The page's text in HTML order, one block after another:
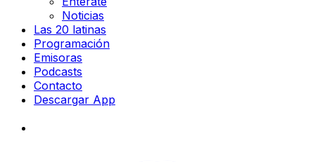
Noticias
Las 20 latinas
Programación
Emisoras
Podcasts
Contacto
Descargar App